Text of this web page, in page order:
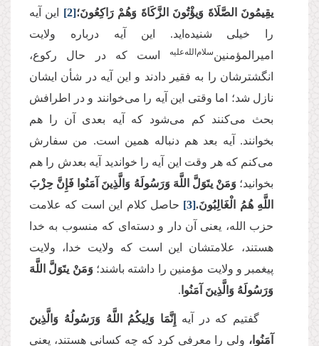
یقِیمُونَ الصَّلَاةَ وَیؤْتُونَ الزَّكَاةَ وَهُمْ رَاكِعُونَ؛[2]
این آیه
را خیلى شنیده‌اید. این آیه درباره ولایت
امیرالمؤمنین‌سلام‌‌الله‌‌علیه
است كه در حال ركوع،
انگشترشان را به فقیر دادند و این آیه در شأن ایشان
نازل شد؛ اما وقتی این آیه را مى‌‌خوانند و در اطرافش
بحث مى‌‌كنند كم مى‌‌شود كه آیه بعدی آن را هم
بخوانند. آیه بعد هم دنباله همین است. من سفارش
مى‌‌كنم که هر وقت این آیه را خواندید آیه بعدش را هم
بخوانید؛ وَمَنْ یتَوَلَّ اللَّهَ وَرَسُولَهُ وَالَّذِینَ آمَنُوا فَإِنَّ حِزْبَ
اللَّهِ هُمُ الْغَالِبُونَ.[3] حاصل كلام این است كه علامت
حزب الله، یعنى آن دار و دسته‌‌اى كه منسوب به خدا
هستند، علامتشان این است كه ولایت خدا، ولایت
پیغمبر و ولایت مؤمنین را داشته باشند؛وَمَنْ یتَوَلَّ اللَّهَ
وَرَسُولَهُ وَالَّذِینَ آمَنُوا .
گفتیم که در آیه
إِنَّمَا وَلِیكُمُ اللَّهُ وَرَسُولُهُ وَالَّذِینَ
آمَنُوا، ولى را معرفى كرد كه چه كسانى هستند، یعنى